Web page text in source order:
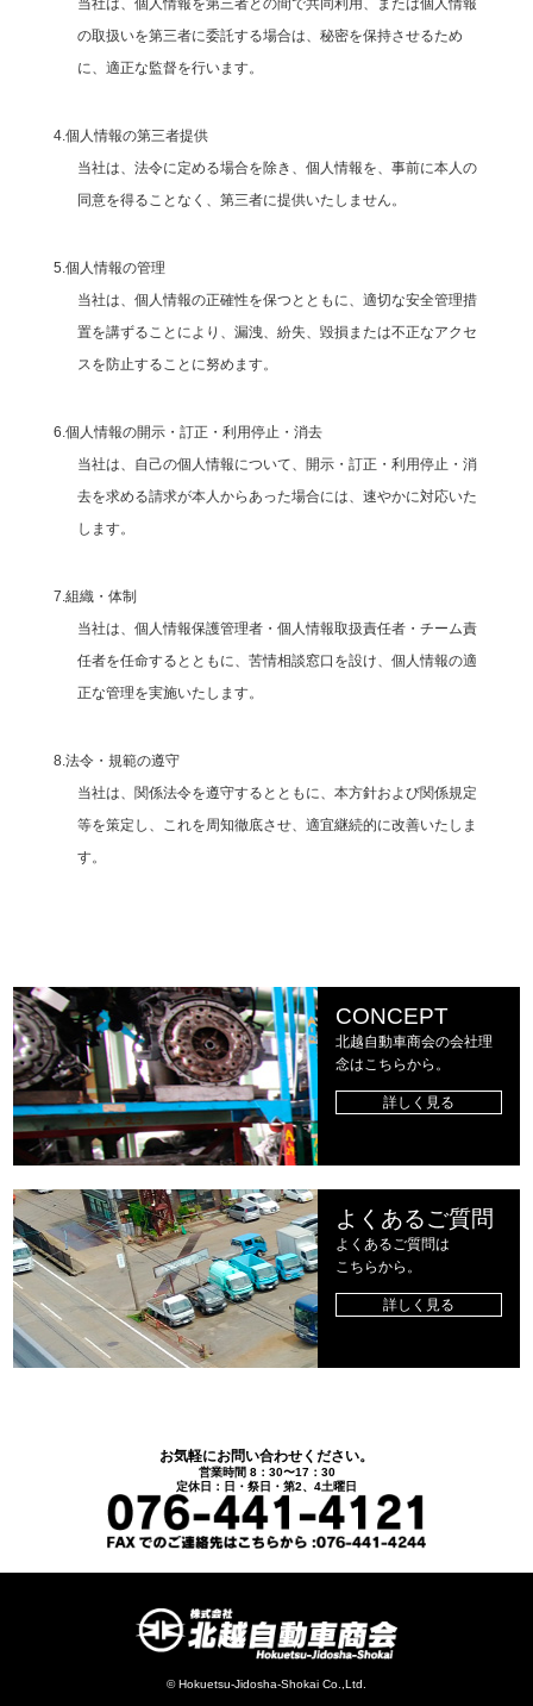
の取扱いを第三者に委託する場合は、秘密を保持させるため
に、適正な監督を行います。
4.個人情報の第三者提供
当社は、法令に定める場合を除き、個人情報を、事前に本人の
同意を得ることなく、第三者に提供いたしません。
5.個人情報の管理
当社は、個人情報の正確性を保つとともに、適切な安全管理措
置を講ずることにより、漏洩、紛失、毀損または不正なアクセ
スを防止することに努めます。
6.個人情報の開示・訂正・利用停止・消去
当社は、自己の個人情報について、開示・訂正・利用停止・消
去を求める請求が本人からあった場合には、速やかに対応いた
します。
7.組織・体制
当社は、個人情報保護管理者・個人情報取扱責任者・チーム責
任者を任命するとともに、苦情相談窓口を設け、個人情報の適
正な管理を実施いたします。
8.法令・規範の遵守
当社は、関係法令を遵守するとともに、本方針および関係規定
等を策定し、これを周知徹底させ、適宜継続的に改善いたしま
す。
CONCEPT
北越自動車商会の会社理
念はこちらから。
詳しく見る
よくあるご質問
よくあるご質問は
こちらから。
詳しく見る
お気軽にお問い合わせください。
営業時間 8：30〜17：30
定休日：日・祭日・第2、4土曜日
© Hokuetsu-Jidosha-Shokai Co.,Ltd.